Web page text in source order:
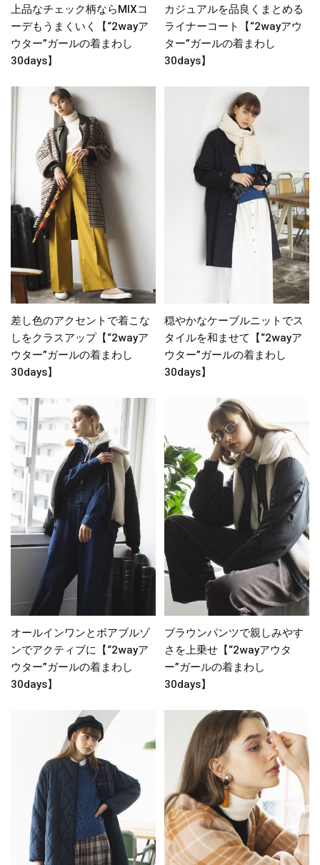
上品なチェック柄ならMIXコ
ーデもうまくいく【“2wayア
ウター”ガールの着まわし
30days】
カジュアルを品良くまとめる
ライナーコート【“2wayアウ
ター”ガールの着まわし
30days】
差し色のアクセントで着こな
しをクラスアップ【“2wayア
ウター”ガールの着まわし
30days】
穏やかなケーブルニットでス
タイルを和ませて【“2wayア
ウター”ガールの着まわし
30days】
オールインワンとボアブルゾ
ンでアクティブに【“2wayア
ウター”ガールの着まわし
30days】
ブラウンパンツで親しみやす
さを上乗せ【“2wayアウタ
ー”ガールの着まわし
30days】